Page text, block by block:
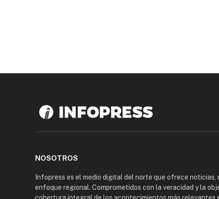
NOSOTROS
Infopress es el medio digital del norte que ofrece noticias,
enfoque regional. Comprometidos con la veracidad y la